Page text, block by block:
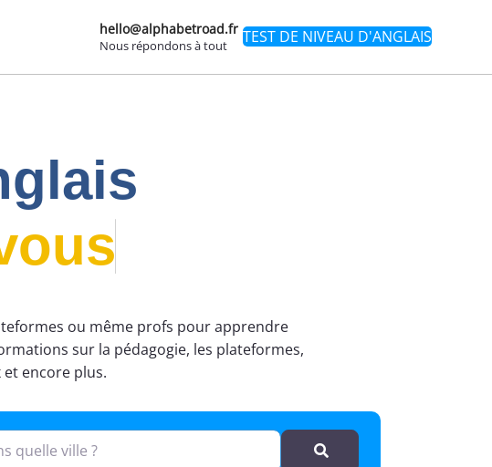
hello@alphabetroad.fr
Nous répondons à tout TEST DE NIVEAU D'ANGLAIS
ou même profs pour apprendre
sur la pédagogie, les plateformes,
et encore plus.
ville ?
Rechercher